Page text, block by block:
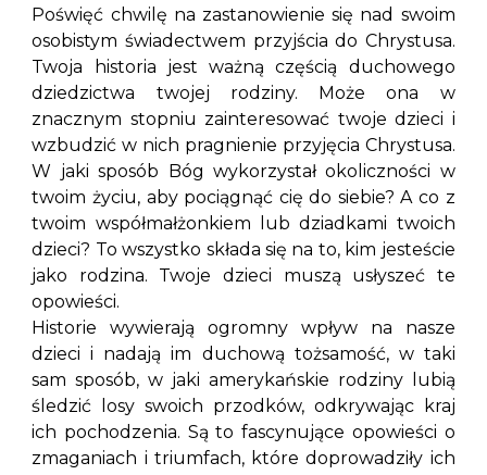
Poświęć chwilę na zastanowienie się nad swoim
osobistym świadectwem przyjścia do Chrystusa.
Twoja historia jest ważną częścią duchowego
dziedzictwa twojej rodziny. Może ona w
znacznym stopniu zainteresować twoje dzieci i
wzbudzić w nich pragnienie przyjęcia Chrystusa.
W jaki sposób Bóg wykorzystał okoliczności w
twoim życiu, aby pociągnąć cię do siebie? A co z
twoim współmałżonkiem lub dziadkami twoich
dzieci? To wszystko składa się na to, kim jesteście
jako rodzina. Twoje dzieci muszą usłyszeć te
opowieści.
Historie wywierają ogromny wpływ na nasze
dzieci i nadają im duchową tożsamość, w taki
sam sposób, w jaki amerykańskie rodziny lubią
śledzić losy swoich przodków, odkrywając kraj
ich pochodzenia. Są to fascynujące opowieści o
zmaganiach i triumfach, które doprowadziły ich